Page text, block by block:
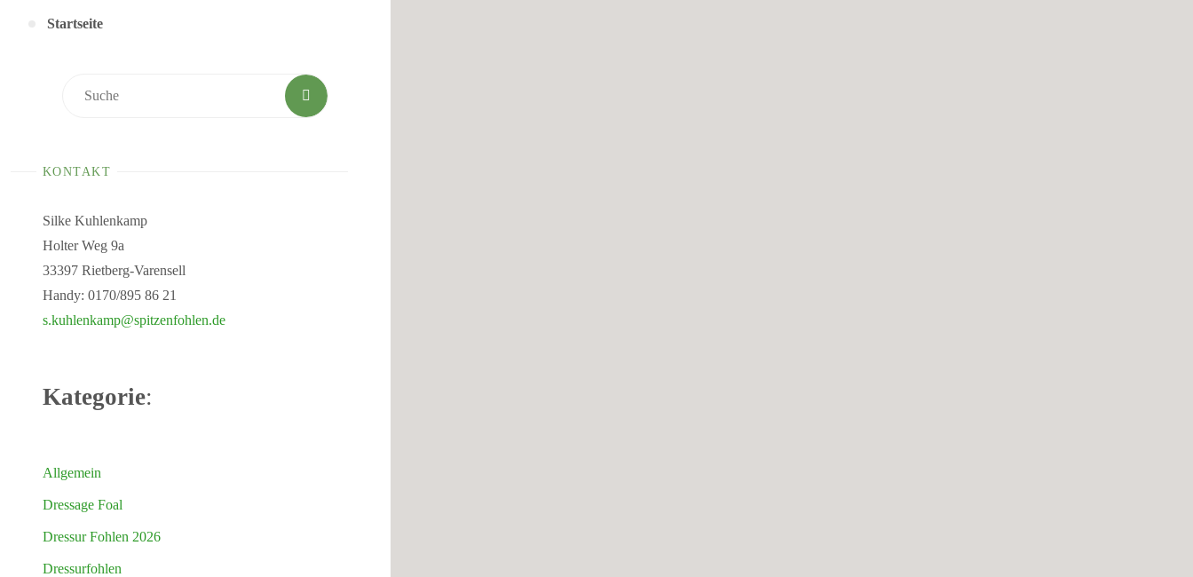
Startseite
Suche
KONTAKT
Silke Kuhlenkamp
Holter Weg 9a
33397 Rietberg-Varensell
Handy: 0170/895 86 21
s.kuhlenkamp@spitzenfohlen.de
Kategorie:
Allgemein
Dressage Foal
Dressur Fohlen 2026
Dressurfohlen